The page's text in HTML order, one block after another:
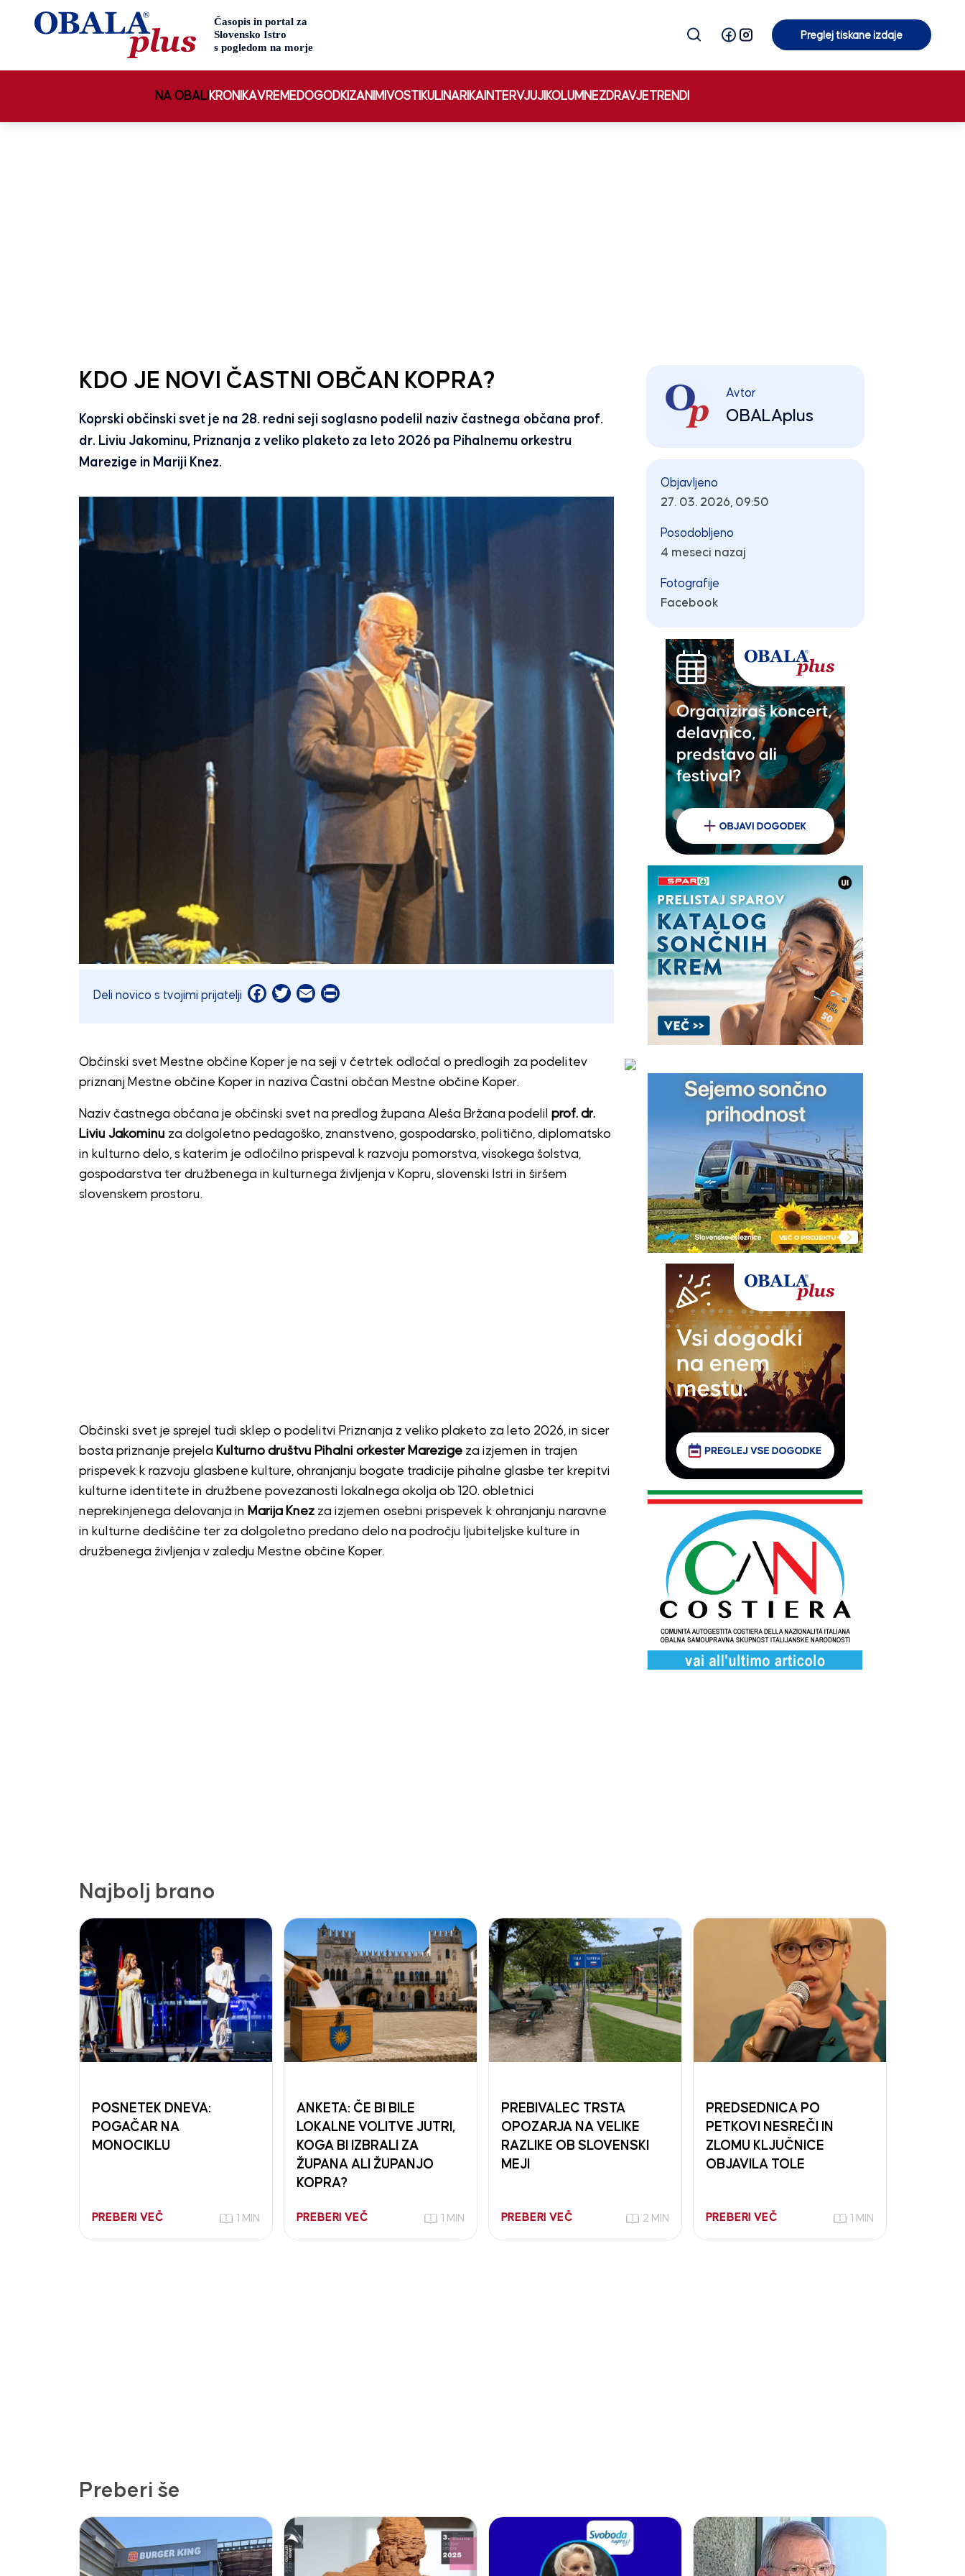
Preglej tiskane izdaje
NA OBALI KRONIKAVREMEDOGODKIZANIMIVOSTI KULINARIKA INTERVJUJI KOLUMNEZDRAVJETRENDI
KDO JE NOVI ČASTNI OBČAN KOPRA?
Koprski občinski svet je na 28. redni seji soglasno podelil naziv častnega občana prof.
dr. Liviu Jakominu, Priznanja z veliko plaketo za leto 2026 pa Pihalnemu orkestru
Marezige in Mariji Knez.
Deli novico s tvojimi prijatelji Facebook
Twitter
EmailPrint
Občinski svet Mestne občine Koper je na seji v četrtek odločal o predlogih za podelitev
priznanj Mestne občine Koper in naziva Častni občan Mestne občine Koper.
Naziv častnega občana je občinski svet na predlog župana Aleša Bržana podelil prof. dr.
Liviu Jakominu za dolgoletno pedagoško, znanstveno, gospodarsko, politično, diplomatsko
in kulturno delo, s katerim je odločilno prispeval k razvoju pomorstva, visokega šolstva,
gospodarstva ter družbenega in kulturnega življenja v Kopru, slovenski Istri in širšem
slovenskem prostoru.
Občinski svet je sprejel tudi sklep o podelitvi Priznanja z veliko plaketo za leto 2026, in sicer
bosta priznanje prejelaKulturno društvu Pihalni orkester Marezigeza izjemen in trajen
prispevek k razvoju glasbene kulture, ohranjanju bogate tradicije pihalne glasbe ter krepitvi
kulturne identitete in družbene povezanosti lokalnega okolja ob 120. obletnici
neprekinjenega delovanja in Marija Knezza izjemen osebni prispevek k ohranjanju naravne
in kulturne dediščine ter za dolgoletno predano delo na področju ljubiteljske kulture in
družbenega življenja v zaledju Mestne občine Koper.
Avtor
OBALAplus
Objavljeno
27. 03. 2026, 09:50
Posodobljeno
4 meseci nazaj
Fotografije
Facebook
Najbolj brano
POSNETEK DNEVA:
POGAČAR NA
MONOCIKLU
PREBERI VEČ 1 MIN
ANKETA: ČE BI BILE
LOKALNE VOLITVE JUTRI,
KOGA BI IZBRALI ZA
ŽUPANA ALI ŽUPANJO
KOPRA?
PREBERI VEČ 1 MIN
PREBIVALEC TRSTA
OPOZARJA NA VELIKE
RAZLIKE OB SLOVENSKI
MEJI
PREBERI VEČ 2 MIN
PREDSEDNICA PO
PETKOVI NESREČI IN
ZLOMU KLJUČNICE
OBJAVILA TOLE
PREBERI VEČ 1 MIN
Preberi še